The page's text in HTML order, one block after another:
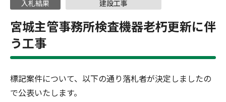
入札結果 建設工事
宮城主管事務所検査機器老朽更新に伴
う工事
標記案件について、以下の通り落札者が決定しましたの
で公表いたします。